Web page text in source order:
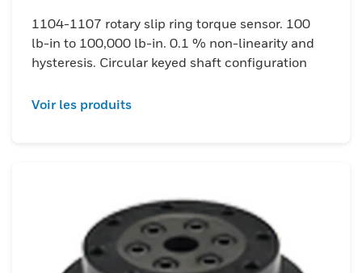
1104-1107 rotary slip ring torque sensor. 100
lb-in to 100,000 lb-in. 0.1 % non-linearity and
hysteresis. Circular keyed shaft configuration
Voir les produits